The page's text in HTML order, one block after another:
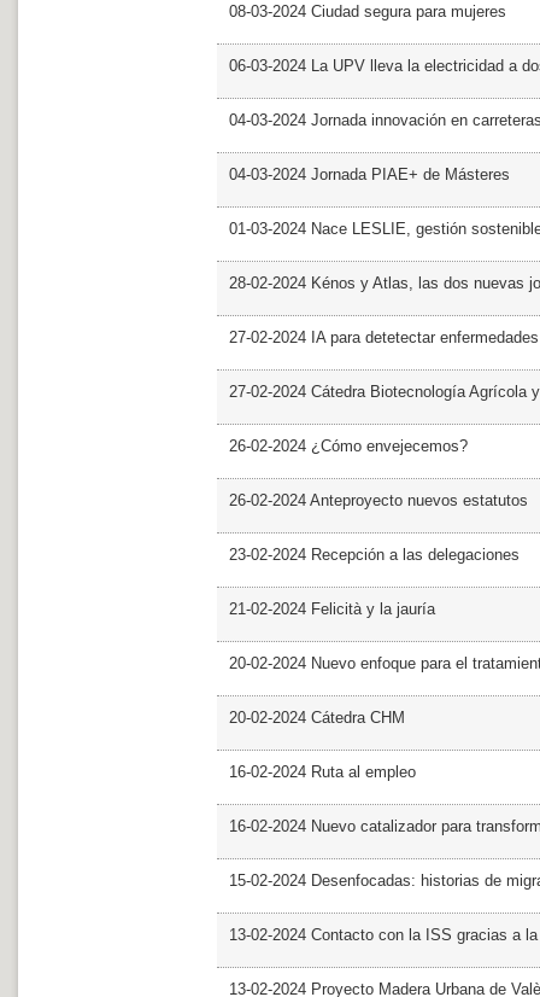
08-03-2024 Ciudad segura para mujeres
06-03-2024 La UPV lleva la electricidad a
04-03-2024 Jornada innovación en
04-03-2024 Jornada PIAE+ de Másteres
01-03-2024 Nace LESLIE, gestión
28-02-2024 Kénos y Atlas, las dos nuevas
27-02-2024 IA para detetectar
27-02-2024 Cátedra Biotecnología Agrícola
26-02-2024 ¿Cómo envejecemos?
26-02-2024 Anteproyecto nuevos estatutos
23-02-2024 Recepción a las delegaciones
21-02-2024 Felicità y la jauría
20-02-2024 Nuevo enfoque para el
20-02-2024 Cátedra CHM
16-02-2024 Ruta al empleo
16-02-2024 Nuevo catalizador para
15-02-2024 Desenfocadas: historias de
13-02-2024 Contacto con la ISS gracias a
13-02-2024 Proyecto Madera Urbana de